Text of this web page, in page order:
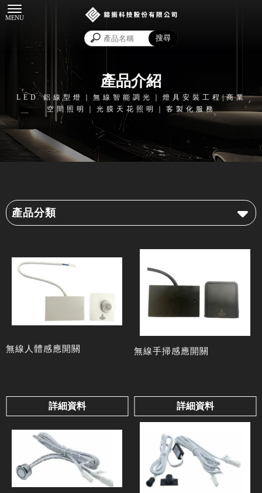
產品介紹
產品分類
無線人體感應開關
詳細資料
無線手掃感應開關
詳細資料